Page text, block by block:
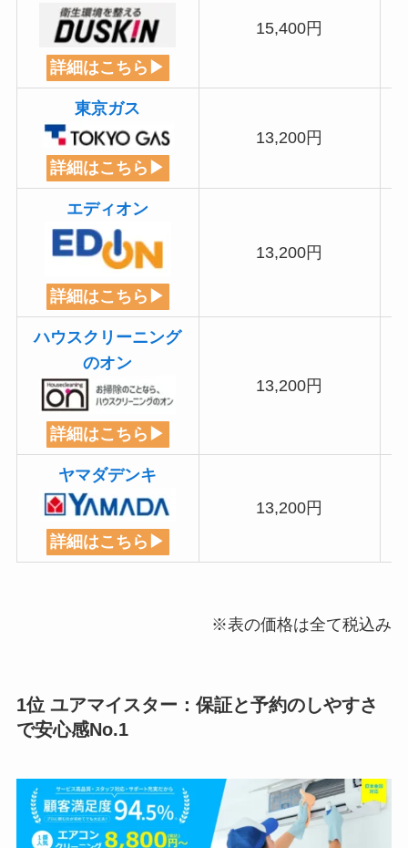
詳細はこちら▶
15,400円
東京ガス
詳細はこちら▶
13,200円
エディオン
詳細はこちら▶
13,200円
ハウスクリーニング
のオン
詳細はこちら▶
13,200円
ヤマダデンキ
詳細はこちら▶
13,200円
※表の価格は全て税込み
1位 ユアマイスター：保証と予約のしやすさ
で安心感No.1